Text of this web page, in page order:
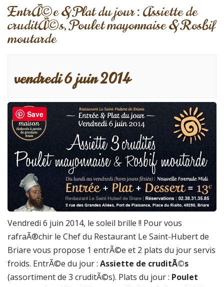
EntrÃ©e & Plat du jour : Assiette de
cruditÃ©s, Poulet mayonnaise & Rosbif
moutarde
vendredi 6 juin 2014
Vendredi 6 juin 2014, le soleil brille !! Pour vous
rafraÃ®chir le Chef du Restaurant Le Saint-Hubert de
Briare vous propose 1 entrÃ©e et 2 plats du jour servis
froids. EntrÃ©e du jour : Assiette de cruditÃ©s
(assortiment de 3 cruditÃ©s). Plats du jour : Poulet
Save